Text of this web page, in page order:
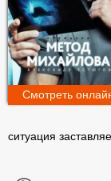
ситуация
Смотреть